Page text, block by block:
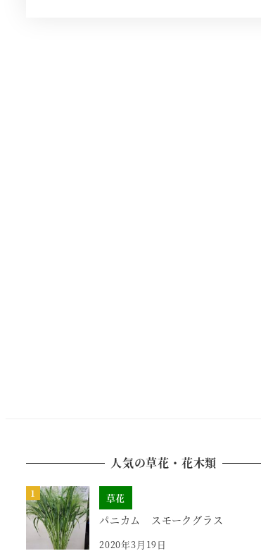
人気の草花・花木類
草花
パニカム スモークグラス
2020年3月19日